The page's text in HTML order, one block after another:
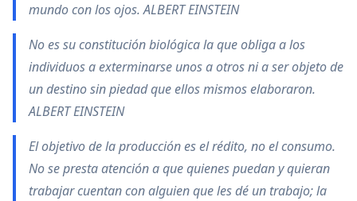
mundo con los ojos. ALBERT EINSTEIN
No es su constitución biológica la que obliga a los
individuos a exterminarse unos a otros ni a ser objeto de
un destino sin piedad que ellos mismos elaboraron.
ALBERT EINSTEIN
El objetivo de la producción es el rédito, no el consumo.
No se presta atención a que quienes puedan y quieran
trabajar cuentan con alguien que les dé un trabajo; la